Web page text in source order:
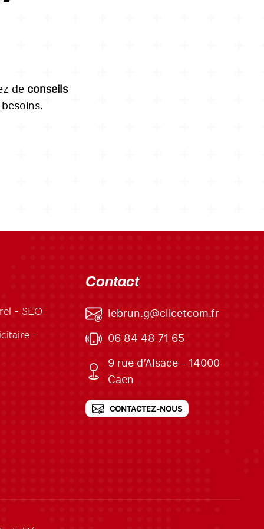
de conseils
- SEO
-
Contact
lebrun.g@clicetcom.fr
06 84 48 71 65
9 rue d’Alsace - 14000
Caen
CONTACTEZ-NOUS